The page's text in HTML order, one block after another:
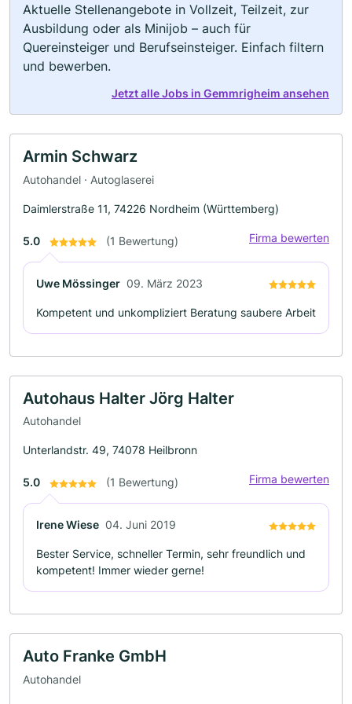
Aktuelle Stellenangebote in Vollzeit, Teilzeit, zur
Ausbildung oder als Minijob – auch für
Quereinsteiger und Berufseinsteiger. Einfach filtern
und bewerben.
Jetzt alle Jobs in Gemmrigheim ansehen
Armin Schwarz
Autohandel · Autoglaserei
Daimlerstraße 11, 74226 Nordheim (Württemberg)
5.0 (1 Bewertung) Firma bewerten
Uwe Mössinger 09. März 2023
Kompetent und unkompliziert Beratung saubere Arbeit
Autohaus Halter Jörg Halter
Autohandel
Unterlandstr. 49, 74078 Heilbronn
5.0 (1 Bewertung) Firma bewerten
Irene Wiese 04. Juni 2019
Bester Service, schneller Termin, sehr freundlich und
kompetent! Immer wieder gerne!
Auto Franke GmbH
Autohandel